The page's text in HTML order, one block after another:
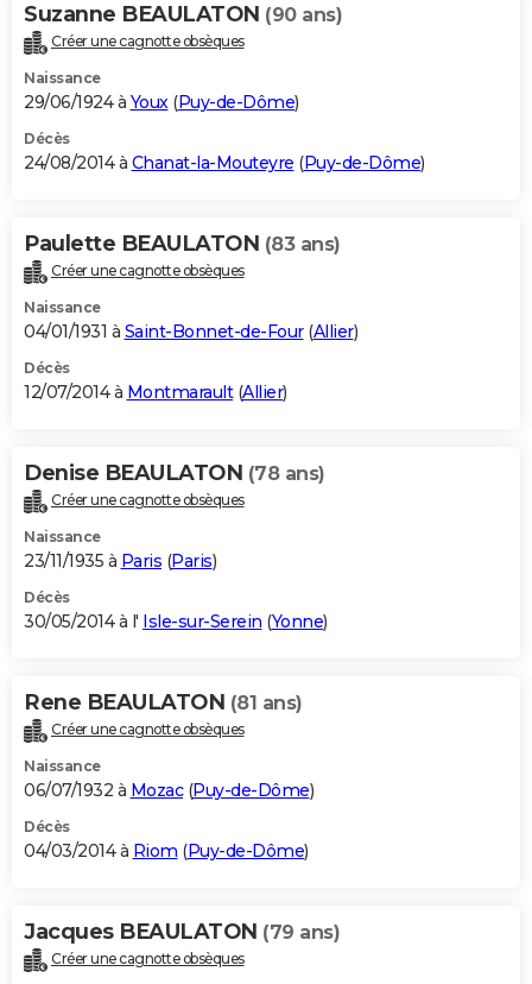
Suzanne BEAULATON (90 ans)
Créer une cagnotte obsèques
Naissance
29/06/1924 à Youx(Puy-de-Dôme)
Décès
24/08/2014 à Chanat-la-Mouteyre (Puy-de-Dôme)
Paulette BEAULATON (83 ans)
Créer une cagnotte obsèques
Naissance
04/01/1931 à Saint-Bonnet-de-Four(Allier)
Décès
12/07/2014 à Montmarault(Allier)
Denise BEAULATON (78 ans)
Créer une cagnotte obsèques
Naissance
23/11/1935 à Paris (Paris)
Décès
30/05/2014 à l' Isle-sur-Serein (Yonne)
Rene BEAULATON (81 ans)
Créer une cagnotte obsèques
Naissance
06/07/1932 à Mozac(Puy-de-Dôme)
Décès
04/03/2014 à Riom (Puy-de-Dôme)
Jacques BEAULATON (79 ans)
Créer une cagnotte obsèques